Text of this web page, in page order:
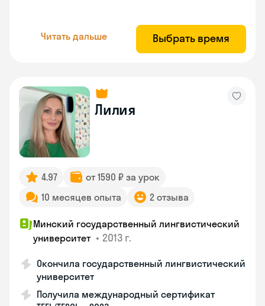
Читать дальше Выбрать время
Лилия
4.97
от 1590 ₽ за урок
10 месяцев опыта
2 отзыва
Минский государственный лингвистический
университет • 2013 г.
Окончила государственный лингвистический
университет
Получила международный сертификат